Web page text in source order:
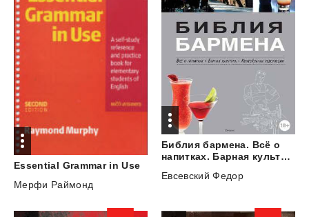
Essential Grammar in Use
Мерфи Раймонд
Библия бармена. Всё о
напитках. Барная культура. Коктейльная революция
Евсевский Федор